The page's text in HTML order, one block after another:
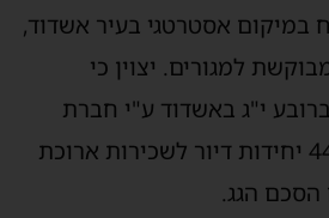
במיקום אסטרטגי בעיר אשדוד,
למגורים. יצוין כי
י"ג באשדוד ע"י חברת
דונה דום, בו ייבנו 440 יחידות דיור לשכירות ארוכת
הסכם הגג.